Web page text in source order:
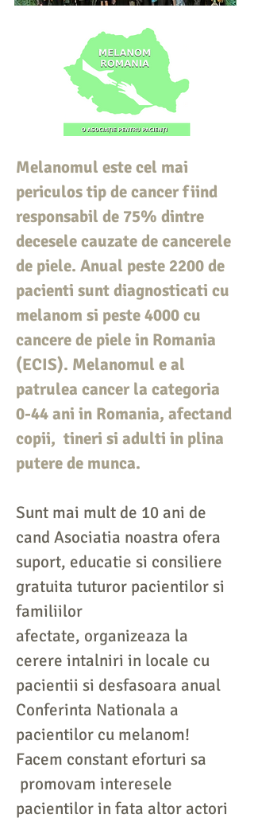
Melanomul este cel mai
periculos tip de cancer fiind
responsabil de 75% dintre
decesele cauzate de cancerele
de piele. Anual peste 2200 de
pacienti sunt diagnosticati cu
melanom si peste 4000 cu
cancere de piele in Romania
(ECIS). Melanomul e al
patrulea cancer la categoria
0-44 ani in Romania, afectand
copii, tineri si adulti in plina
putere de munca.
Sunt mai mult de 10 ani de
cand Asociatia noastra ofera
suport, educatie si consiliere
gratuita tuturor pacientilor si
familiilor
afectate, organizeaza la
cerere intalniri in locale cu
pacientii si desfasoara anual
Conferinta Nationala a
pacientilor cu melanom!
Facem constant eforturi sa
promovam interesele
pacientilor in fata altor actori